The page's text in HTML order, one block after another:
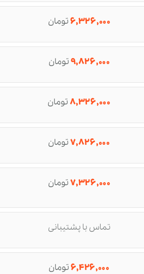
۶,۳۲۶,۰۰۰تومان
۹,۸۲۶,۰۰۰تومان
۸,۳۲۶,۰۰۰تومان
۷,۸۲۶,۰۰۰تومان
۷,۳۲۶,۰۰۰تومان
تماس با پشتیبانی
۶,۴۲۶,۰۰۰تومان